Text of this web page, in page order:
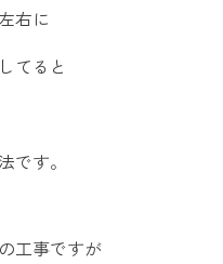
右に
てると
です。
工事ですが